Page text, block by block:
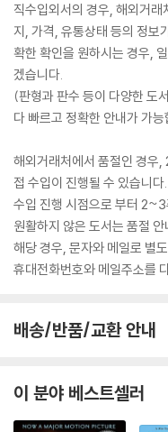
직수입외서의 경우, 해외거
지, 가격, 유통상태 등의 정보
확한 확인을 원하시는 경우,
겠습니다.
(판형과 판수 등이 다양한 도
다 빠르고 정확한 안내가 가능
해외거래처에서 품절인 경우,
접 수입이 진행될 수 있습니다.
수입 진행 시점으로 부터
원활하지 않은 도서는 품절
해당 경우, 문자와 메일로 별
휴대전화번호와 메일주소를
배송/반품/교환 안내
이 분야 베스트셀러